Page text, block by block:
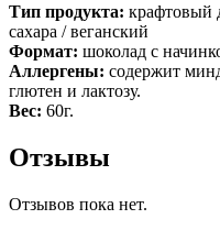
Тип продукта: крафтовый
сахара / веганский
Формат: шоколад с
Аллергены: содержит
глютен и лактозу.
Вес: 60г.
Отзывы
Отзывов пока нет.